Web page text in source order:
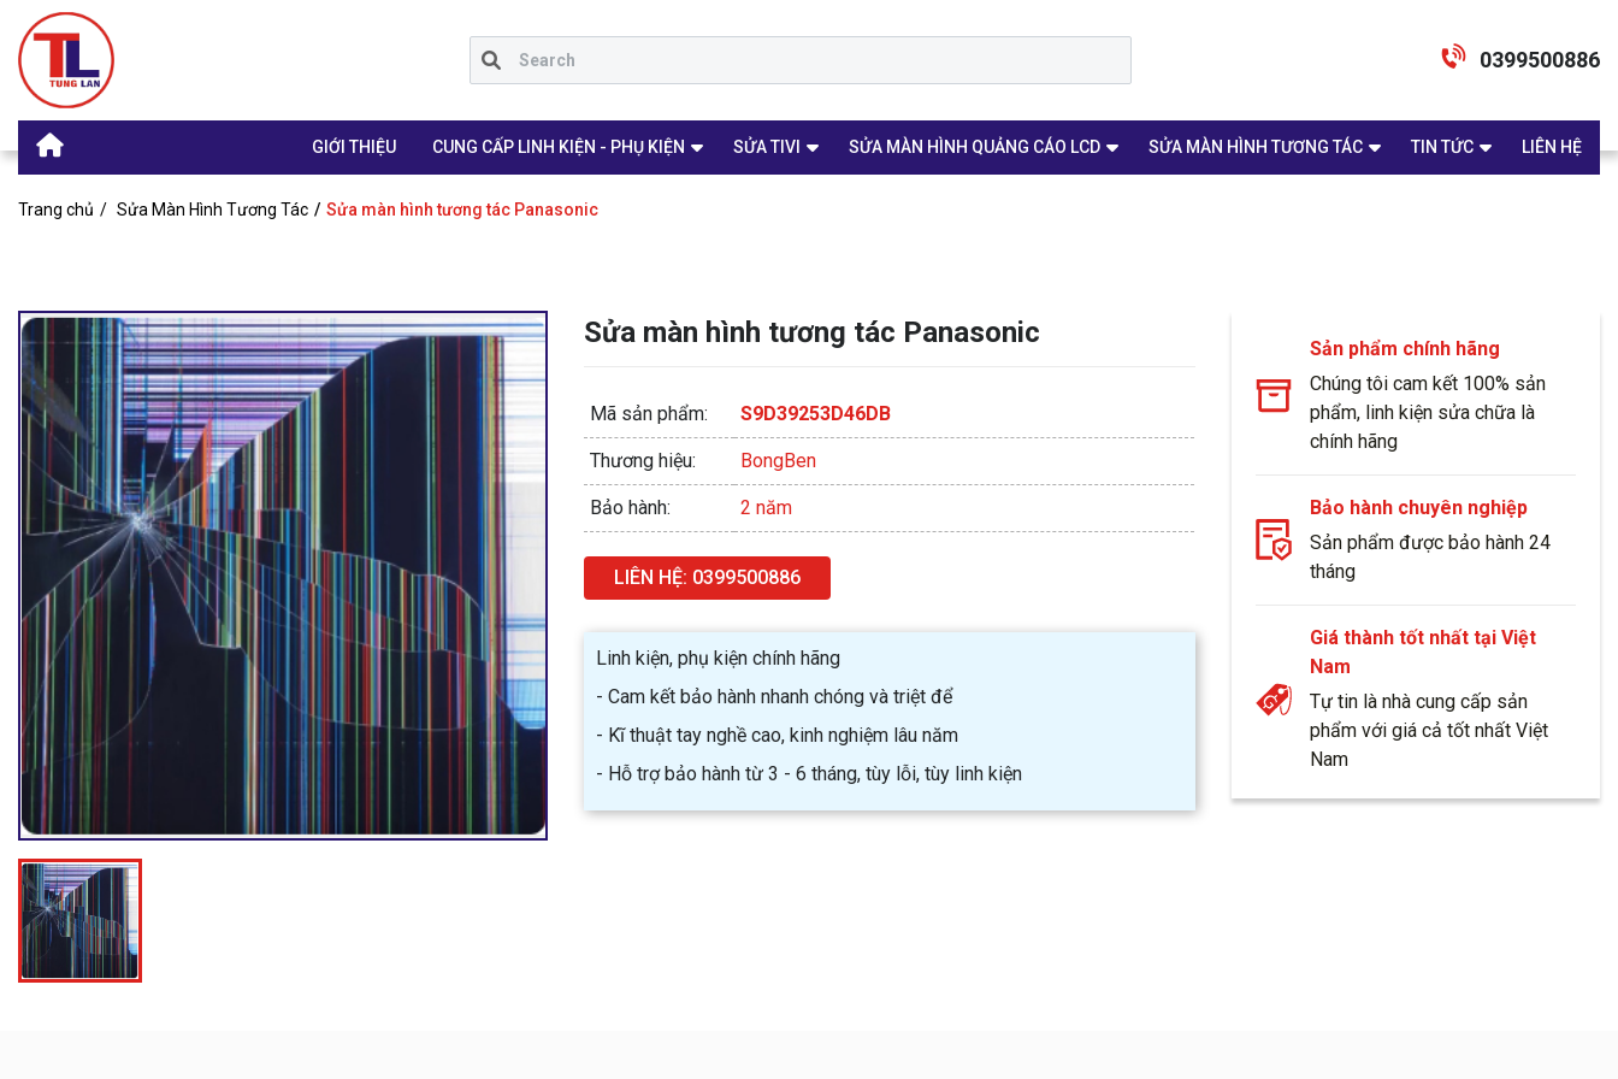
0399500886
GIỚI THIỆU CUNG CẤP LINH KIỆN - PHỤ KIỆN SỬA TIVI SỬA MÀN HÌNH QUẢNG CÁO LCD SỬA MÀN HÌNH TƯƠNG TÁC TIN TỨC LIÊN HỆ
Trang chủ Sửa Màn Hình Tương Tác Sửa màn hình tương tác Panasonic
Sửa màn hình tương tác Panasonic
Mã sản phẩm: S9D39253D46DB
Thương hiệu: BongBen
Bảo hành: 2 năm
LIÊN HỆ: 0399500886
Linh kiện, phụ kiện chính hãng
- Cam kết bảo hành nhanh chóng và triệt để
- Kĩ thuật tay nghề cao, kinh nghiệm lâu năm
- Hỗ trợ bảo hành từ 3 - 6 tháng, tùy lỗi, tùy linh kiện
Sản phẩm chính hãng
Chúng tôi cam kết 100% sản
phẩm, linh kiện sửa chữa là
chính hãng
Bảo hành chuyên nghiệp
Sản phẩm được bảo hành 24
tháng
Giá thành tốt nhất tại Việt
Nam
Tự tin là nhà cung cấp sản
phẩm với giá cả tốt nhất Việt
Nam